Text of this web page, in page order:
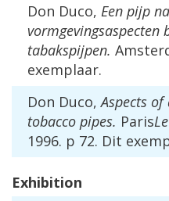
Don Duco, Een pijp
vormgevingsaspecten
tabakspijpen.
exemplaar.
Don Duco,Aspects of
tobacco pipes. ParisLe
1996. p 72. Dit
Exhibition